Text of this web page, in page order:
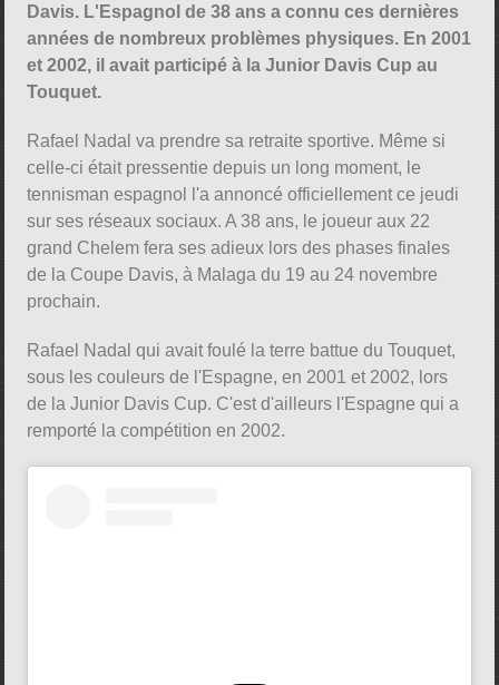
Davis. L'Espagnol de 38 ans a connu ces dernières
années de nombreux problèmes physiques. En 2001
et 2002, il avait participé à la Junior Davis Cup au
Touquet.
Rafael Nadal va prendre sa retraite sportive. Même si
celle-ci était pressentie depuis un long moment, le
tennisman espagnol l'a annoncé officiellement ce jeudi
sur ses réseaux sociaux. A 38 ans, le joueur aux 22
grand Chelem fera ses adieux lors des phases finales
de la Coupe Davis, à Malaga du 19 au 24 novembre
prochain.
Rafael Nadal qui avait foulé la terre battue du Touquet,
sous les couleurs de l'Espagne, en 2001 et 2002, lors
de la Junior Davis Cup. C'est d'ailleurs l'Espagne qui a
remporté la compétition en 2002.